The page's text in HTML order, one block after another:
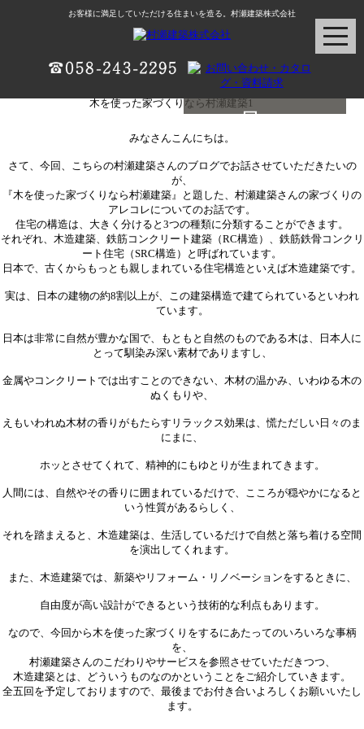
お客様に満足していただける住まいを造る。村瀬建築株式会社
村瀬建築ブログ
木を使った家づくりなら村瀬建築1
みなさんこんにちは。
さて、今回、こちらの村瀬建築さんのブログでお話させていただきたいの
が、
『木を使った家づくりなら村瀬建築』と題した、村瀬建築さんの家づくりの
アレコレについてのお話です。
住宅の構造は、大きく分けると3つの種類に分類することができます。
それぞれ、木造建築、鉄筋コンクリート建築（RC構造）、鉄筋鉄骨コンクリ
ート住宅（SRC構造）と呼ばれています。
日本で、古くからもっとも親しまれている住宅構造といえば木造建築です。
実は、日本の建物の約8割以上が、この建築構造で建てられているといわれ
ています。
日本は非常に自然が豊かな国で、もともと自然のものである木は、日本人に
とって馴染み深い素材でありますし、
金属やコンクリートでは出すことのできない、木材の温かみ、いわゆる木の
ぬくもりや、
えもいわれぬ木材の香りがもたらすリラックス効果は、慌ただしい日々のま
にまに、
ホッとさせてくれて、精神的にもゆとりが生まれてきます。
人間には、自然やその香りに囲まれているだけで、こころが穏やかになると
いう性質があるらしく、
それを踏まえると、木造建築は、生活しているだけで自然と落ち着ける空間
を演出してくれます。
また、木造建築では、新築やリフォーム・リノベーションをするときに、
自由度が高い設計ができるという技術的な利点もあります。
なので、今回から木を使った家づくりをするにあたってのいろいろな事柄
を、
村瀬建築さんのこだわりやサービスを参照させていただきつつ、
木造建築とは、どういうものなのかということをご紹介していきます。
全五回を予定しておりますので、最後までお付き合いよろしくお願いいたし
ます。